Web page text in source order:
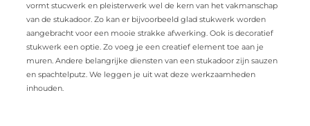
vormt stucwerk en pleisterwerk wel de kern van het vakmanschap
van de stukadoor. Zo kan er bijvoorbeeld glad stukwerk worden
aangebracht voor een mooie strakke afwerking. Ook is decoratief
stukwerk een optie. Zo voeg je een creatief element toe aan je
muren. Andere belangrijke diensten van een stukadoor zijn sauzen
en spachtelputz. We leggen je uit wat deze werkzaamheden
inhouden.